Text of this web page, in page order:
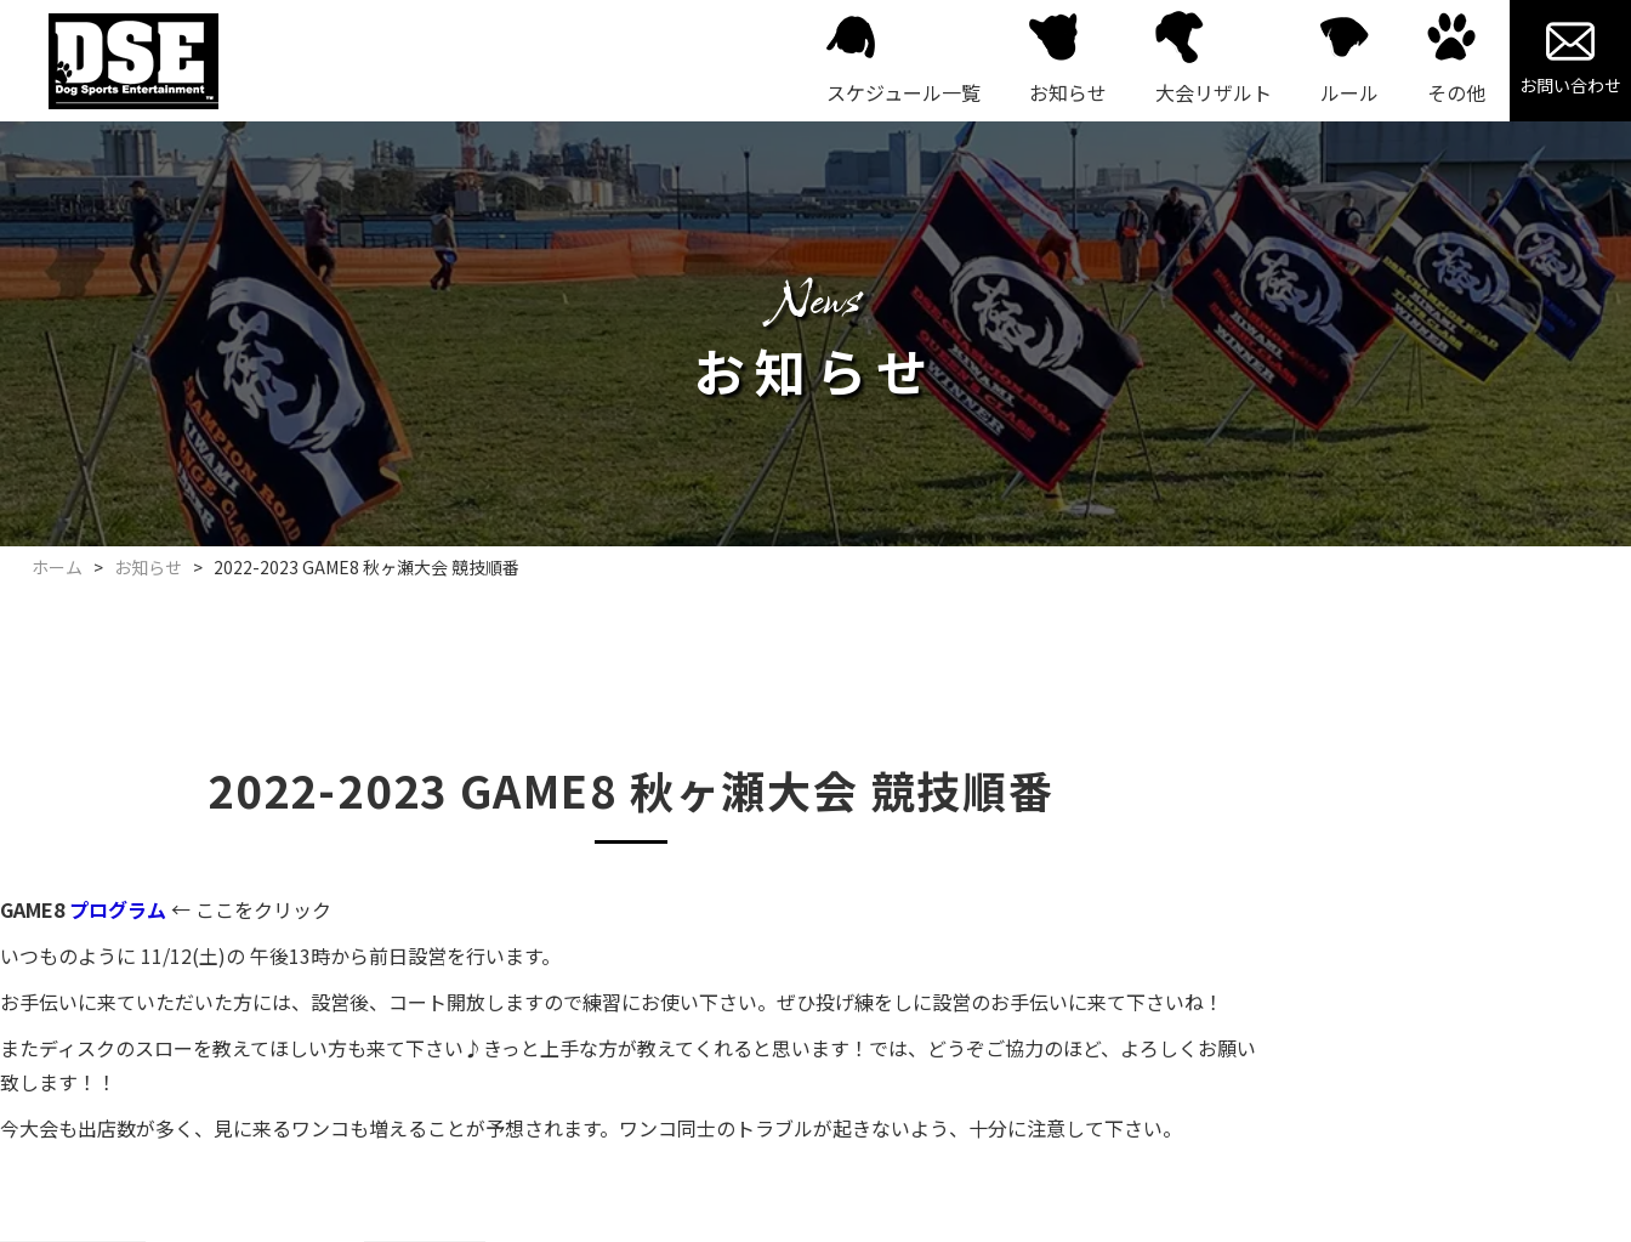
スケジュール一覧 お知らせ 大会リザルト ルール その他 お問い合わせ
お知らせ
news
ホーム > お知らせ > 2022-2023 GAME8 秋ヶ瀬大会 競技順番
2022-2023 GAME8 秋ヶ瀬大会 競技順番
GAME8プログラム ← ここをクリック
いつものように 11/12(土)の 午後13時から前日設営を行います。
お手伝いに来ていただいた方には、設営後、コート開放しますので練習にお使い下さい。ぜひ投げ練をしに設営のお手伝いに来て下さいね！
またディスクのスローを教えてほしい方も来て下さい♪きっと上手な方が教えてくれると思います！では、どうぞご協力のほど、よろしくお願い
致します！！
今大会も出店数が多く、見に来るワンコも増えることが予想されます。ワンコ同士のトラブルが起きないよう、十分に注意して下さい。